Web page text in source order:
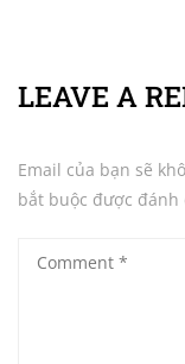
LEAVE A
Email của bạn sẽ
bắt buộc được đánh